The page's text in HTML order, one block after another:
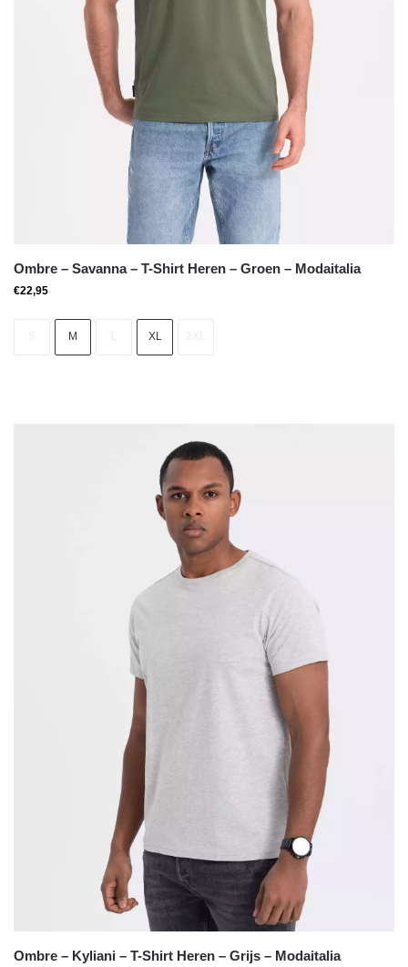
Ombre – Savanna – T-Shirt Heren – Groen – Modaitalia
€22,95
M XL
Ombre – Kyliani – T-Shirt Heren – Grijs – Modaitalia